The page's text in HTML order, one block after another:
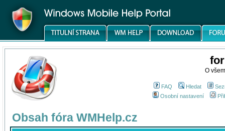
O
FAQ Hledat
Osobní nastavení
Obsah fóra WMHelp.cz